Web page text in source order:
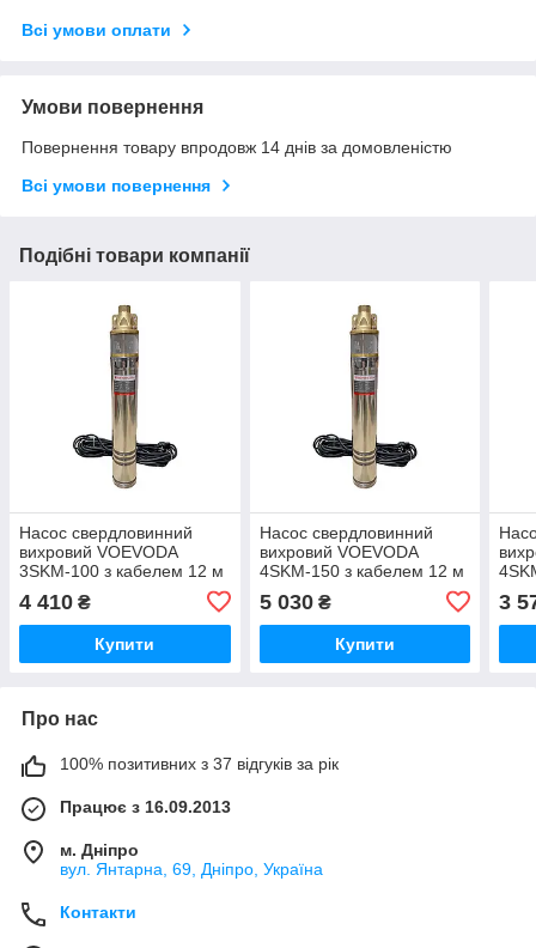
Всі умови оплати
Умови повернення
Повернення товару впродовж 14 днів за домовленістю
Всі умови повернення
Подібні товари компанії
Насос свердловинний
вихровий VOEVODA
3SKM-100 з кабелем 12 м
4 410 ₴
Купити
Насос свердловинний
вихровий VOEVODA
4SKM-150 з кабелем 12 м
5 030₴
Купити
3
Про нас
100% позитивних з 37 відгуків за рік
Працює з 16.09.2013
м. Дніпро
вул. Янтарна, 69, Дніпро, Україна
Контакти